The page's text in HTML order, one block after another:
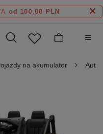
od 100,00 PLN
na akumulator Auta